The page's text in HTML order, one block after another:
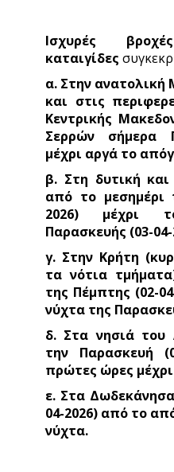
Ισχυρές
καταιγίδες
α. Στην ανατολική
και στις
Κεντρικής
Σερρών σήμερα
μέχρι αργά το
β. Στη δυτική
από το μεσημέρι
2026) μέχρι
Παρασκευής (03-04-
γ. Στην Κρήτη
τα νότια
της Πέμπτης (02-
νύχτα της
δ. Στα νησιά του
την Παρασκευή
πρώτες ώρες
ε. Στα
04-2026) από το
νύχτα.